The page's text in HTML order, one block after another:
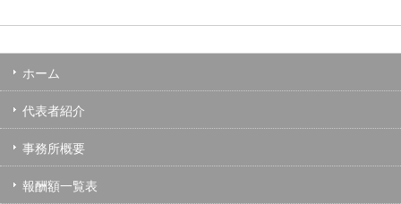
ホーム
代表者紹介
事務所概要
報酬額一覧表